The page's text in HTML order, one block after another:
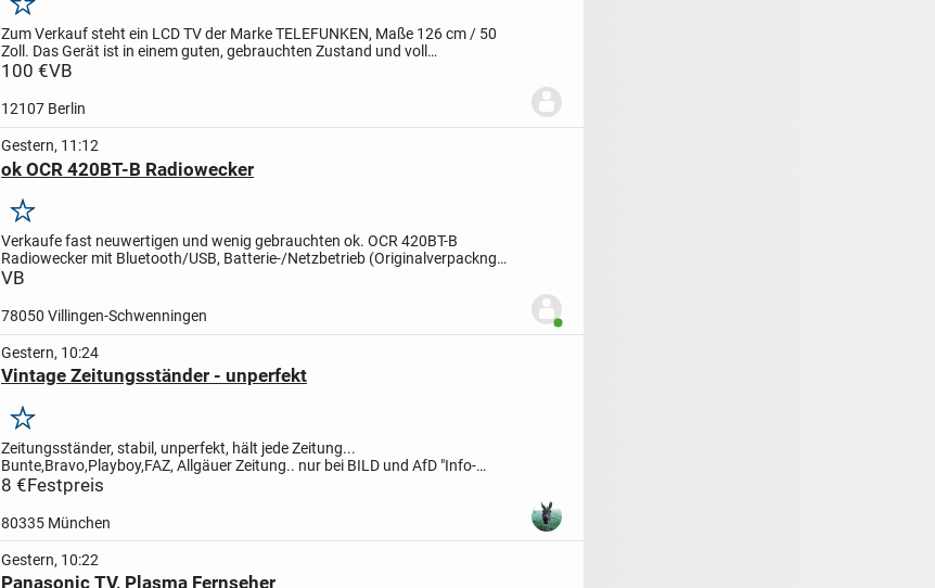
Merken
Zum Verkauf steht ein LCD TV der Marke TELEFUNKEN, Maße 126 cm / 50
Zoll. Das Gerät ist in einem guten, gebrauchten Zustand und voll
funktionsfähig.
100 €VB
12107 Berlin
Gestern, 11:12
ok OCR 420BT-B Radiowecker
Merken
Verkaufe fast neuwertigen und wenig gebrauchten ok. OCR 420BT-B
Radiowecker mit Bluetooth/USB, Batterie-/Netzbetrieb (Originalverpackng
leider nicht mehr vorhanden) voll funktionsfähig, gegen...
VB
78050 Villingen-Schwenningen Benutzer ist online
Gestern, 10:24
Vintage Zeitungsständer - unperfekt
Merken
Zeitungsständer, stabil, unperfekt, hält jede Zeitung...
Bunte,Bravo,Playboy,FAZ, Allgäuer Zeitung.. nur bei BILD und AfD "Info-
Blätter" zickt er etwas... aber das ist ja normal..Besichtigung...
8 €Festpreis
80335 München
Gestern, 10:22
Panasonic TV, Plasma Fernseher